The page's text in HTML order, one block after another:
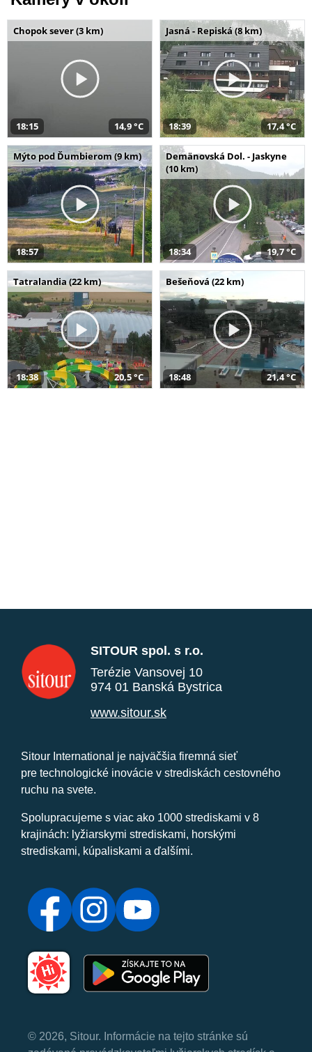
Chopok sever (3 km)
18:15 14,9 °C
Jasná - Repiská (8 km)
18:39 17,4 °C
Mýto pod Ďumbierom (9 km)
18:57
Demänovská Dol. - Jaskyne
(10 km)
18:34 19,7 °C
Tatralandia (22 km)
18:38 20,5 °C
Bešeňová (22 km)
18:48 21,4 °C
SITOUR spol. s r.o.
Terézie Vansovej 10
974 01 Banská Bystrica
www.sitour.sk
Sitour International je najväčšia firemná sieť
pre technologické inovácie v strediskách cestovného
ruchu na svete.
Spolupracujeme s viac ako 1000 strediskami v 8
krajinách: lyžiarskymi strediskami, horskými
strediskami, kúpaliskami a ďalšími.
© 2026, Sitour. Informácie na tejto stránke sú